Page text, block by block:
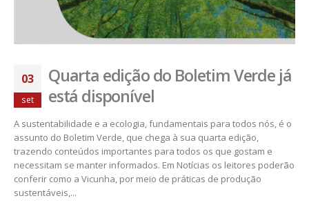
03
set
Quarta edição do Boletim Verde já
está disponível
A sustentabilidade e a ecologia, fundamentais para todos nós, é o
assunto do Boletim Verde, que chega à sua quarta edição,
trazendo conteúdos importantes para todos os que gostam e
necessitam se manter informados. Em Notícias os leitores poderão
conferir como a Vicunha, por meio de práticas de produção
sustentáveis,...